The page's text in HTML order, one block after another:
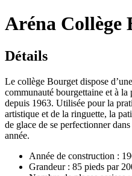
Aréna Collège
Détails
Le collège Bourget dispose
communauté bourgettaine et à
depuis 1963. Utilisée pour la
artistique et de la ringuette, la
de glace de se perfectionner
année.
Année de construction :
Grandeur : 85 pieds par